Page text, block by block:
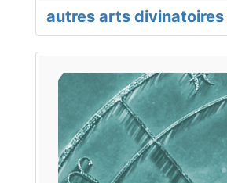
autres arts divinatoires